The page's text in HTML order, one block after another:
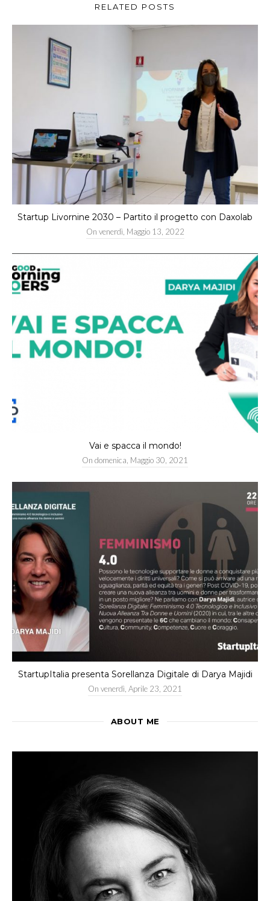
RELATED POSTS
Startup Livornine 2030 – Partito il progetto con Daxolab
On venerdì, Maggio 13, 2022
Vai e spacca il mondo!
On domenica, Maggio 30, 2021
StartupItalia presenta Sorellanza Digitale di Darya Majidi
On venerdì, Aprile 23, 2021
ABOUT ME